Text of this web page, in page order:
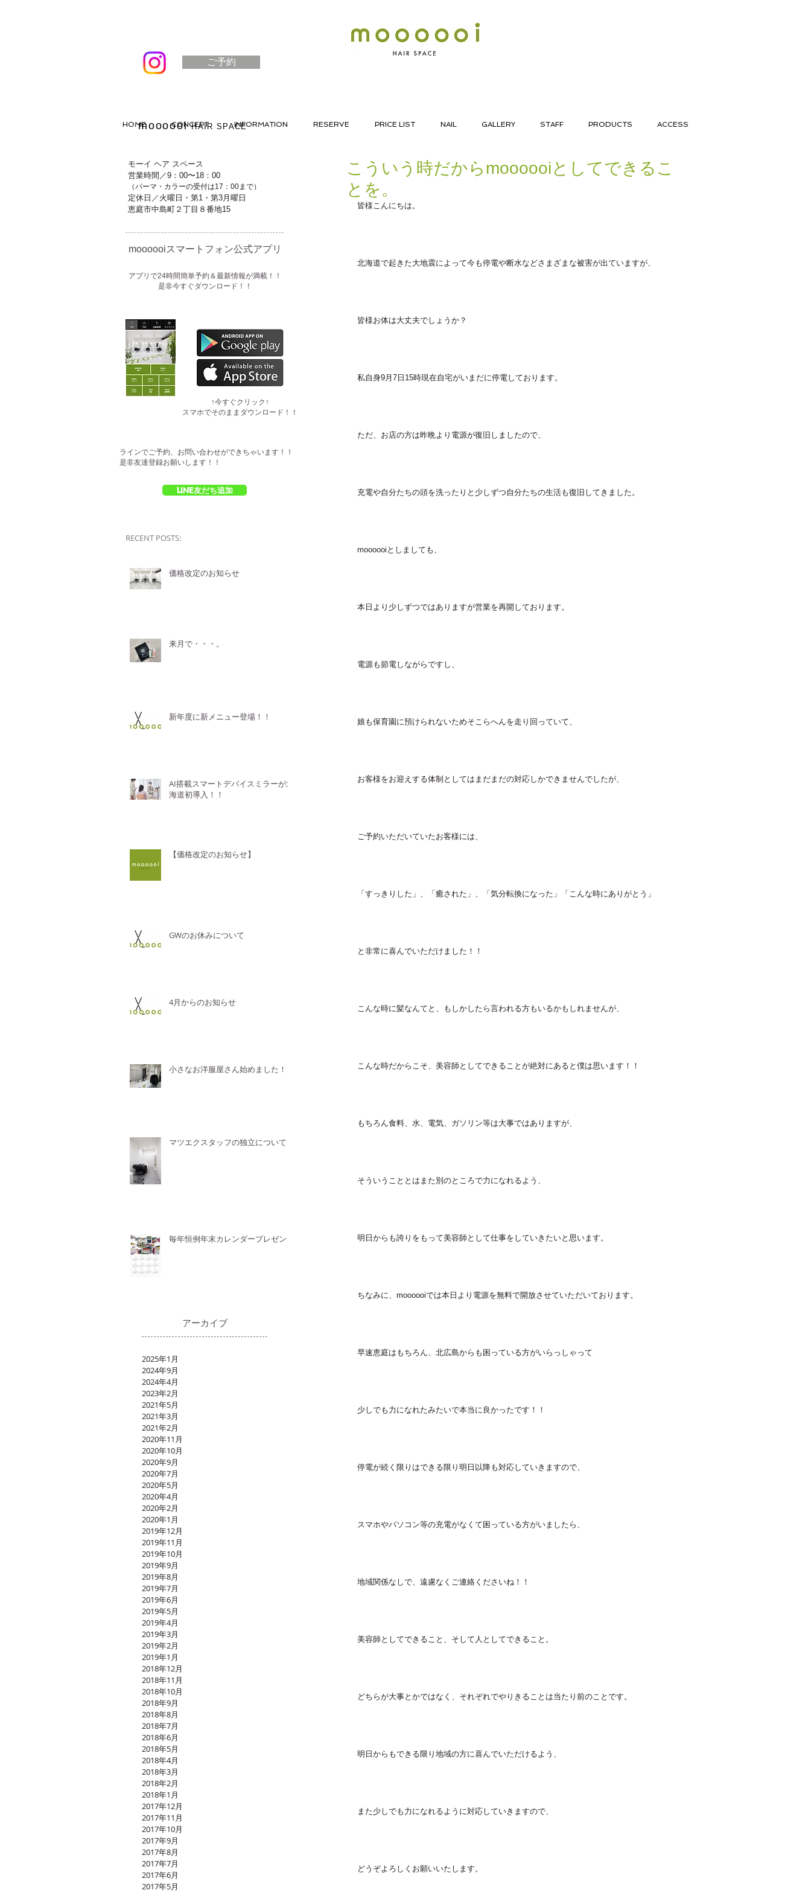
ご予約
HOME CONCEPT INFORMATION RESERVE PRICE LIST NAIL GALLERY STAFF PRODUCTS ACCESS
moooooiHAIR SPACE
モーイ ヘア スペース
営業時間／9：00〜18：00
（パーマ・カラーの受付は17：00まで）
定休日／火曜日・第1・第3月曜日
恵庭市中島町２丁目８番地15
moooooiスマートフォン公式アプリ​
​アプリで24時間簡単予約＆最新情報が満載！！
是非今すぐダウンロード！！
​↑今すぐクリック↑
スマホでそのままダウンロード！！
ラインでご予約、お問い合わせができちゃいます！！
是非友達登録お願いします！！
LINE友だち追加
RECENT POSTS:
価格改定のお知らせ
来月で・・・。
新年度に新メニュー登場！！
AI搭載スマートデバイスミラーが北
海道初導入！！
【価格改定のお知らせ】
GWのお休みについて
4月からのお知らせ
小さなお洋服屋さん始めました！！
マツエクスタッフの独立について
毎年恒例年末カレンダープレゼント
​アーカイブ
2025年1月
2024年9月
2024年4月
2023年2月
2021年5月
2021年3月
2021年2月
2020年11月
2020年10月
2020年9月
2020年7月
2020年5月
2020年4月
2020年2月
2020年1月
2019年12月
2019年11月
2019年10月
2019年9月
2019年8月
2019年7月
2019年6月
2019年5月
2019年4月
2019年3月
2019年2月
2019年1月
2018年12月
2018年11月
2018年10月
2018年9月
2018年8月
2018年7月
2018年6月
2018年5月
2018年4月
2018年3月
2018年2月
2018年1月
2017年12月
2017年11月
2017年10月
2017年9月
2017年8月
2017年7月
2017年6月
2017年5月
こういう時だからmoooooiとしてできるこ
とを。
皆様こんにちは。
北海道で起きた大地震によって今も停電や断水などさまざまな被害が出ていますが、
皆様お体は大丈夫でしょうか？
私自身9月7日15時現在自宅がいまだに停電しております。
ただ、お店の方は昨晩より電源が復旧しましたので、
充電や自分たちの頭を洗ったりと少しずつ自分たちの生活も復旧してきました。
moooooiとしましても、
本日より少しずつではありますが営業を再開しております。
電源も節電しながらですし、
娘も保育園に預けられないためそこらへんを走り回っていて、
お客様をお迎えする体制としてはまだまだの対応しかできませんでしたが、
ご予約いただいていたお客様には、
「すっきりした」、「癒された」、「気分転換になった」「こんな時にありがとう」
と非常に喜んでいただけました！！
こんな時に髪なんてと、もしかしたら言われる方もいるかもしれませんが、
こんな時だからこそ、美容師としてできることが絶対にあると僕は思います！！
もちろん食料、水、電気、ガソリン等は大事ではありますが、
そういうこととはまた別のところで力になれるよう、
明日からも誇りをもって美容師として仕事をしていきたいと思います。
ちなみに、moooooiでは本日より電源を無料で開放させていただいております。
早速恵庭はもちろん、北広島からも困っている方がいらっしゃって
少しでも力になれたみたいで本当に良かったです！！
停電が続く限りはできる限り明日以降も対応していきますので、
スマホやパソコン等の充電がなくて困っている方がいましたら、
地域関係なしで、遠慮なくご連絡くださいね！！
美容師としてできること、そして人としてできること。
どちらが大事とかではなく、それぞれでやりきることは当たり前のことです。
明日からもできる限り地域の方に喜んでいただけるよう、
また少しでも力になれるように対応していきますので、
どうぞよろしくお願いいたします。